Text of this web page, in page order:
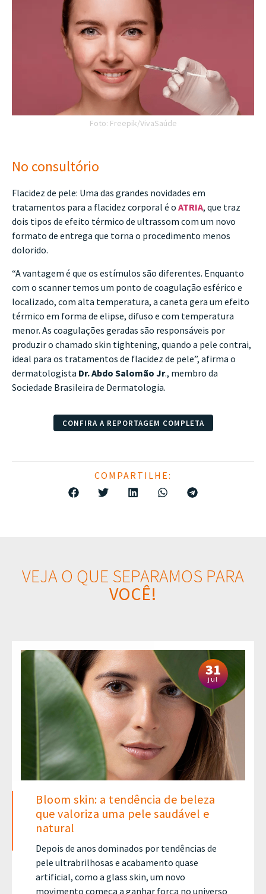
Foto: Freepik/VivaSaúde
No consultório
Flacidez de pele: Uma das grandes novidades em
tratamentos para a flacidez corporal é o ATRIA, que traz
dois tipos de efeito térmico de ultrassom com um novo
formato de entrega que torna o procedimento menos
dolorido.
“A vantagem é que os estímulos são diferentes. Enquanto
com o scanner temos um ponto de coagulação esférico e
localizado, com alta temperatura, a caneta gera um efeito
térmico em forma de elipse, difuso e com temperatura
menor. As coagulações geradas são responsáveis por
produzir o chamado skin tightening, quando a pele contrai,
ideal para os tratamentos de flacidez de pele”, afirma o
dermatologista Dr. Abdo Salomão Jr., membro da
Sociedade Brasileira de Dermatologia.
CONFIRA A REPORTAGEM COMPLETA
COMPARTILHE:
VEJA O QUE SEPARAMOS PARA
VOCÊ!
31
jul
Bloom skin: a tendência de beleza
que valoriza uma pele saudável e
natural
Depois de anos dominados por tendências de
pele ultrabrilhosas e acabamento quase
artificial, como a glass skin, um novo
movimento começa a ganhar força no universo